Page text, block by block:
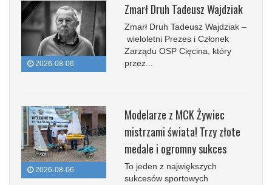
2026-08-06
Zmarł Druh Tadeusz Wajdziak
Zmarł Druh Tadeusz Wajdziak –
wieloletni Prezes i Członek
Zarządu OSP Cięcina, który
przez...
2026-08-06
Modelarze z MCK Żywiec
mistrzami świata! Trzy złote
medale i ogromny sukces
To jeden z największych
sukcesów sportowych